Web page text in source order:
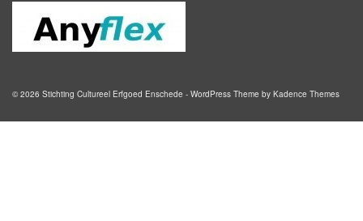
© 2026 Stichting Cultureel Erfgoed Enschede - WordPress Theme by Kadence Themes